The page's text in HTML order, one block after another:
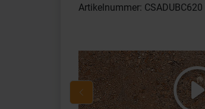
Artikelnummer: CSADUBC620